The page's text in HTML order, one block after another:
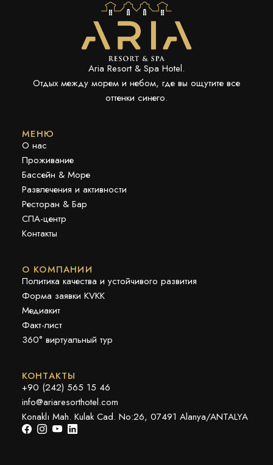
Aria Resort & Spa Hotel.
Отдых между морем и небом, где вы ощутите все
оттенки синего.
МЕНЮ
О нас
Проживание
Бассейн & Море
Развлечения и активности
Ресторан & Бар
СПА-центр
Контакты
О КОМПАНИИ
Политика качества и устойчивого развития
Форма заявки KVKK
Медиакит
Факт-лист
360° виртуальный тур
КОНТАКТЫ
+90 (242) 565 15 46
info@ariaresorthotel.com
Konaklı Mah. Kulak Cad. No:26, 07491 Alanya/ANTALYA